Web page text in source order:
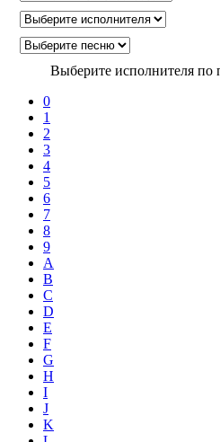
Выберите исполнителя по
0
1
2
3
4
5
6
7
8
9
A
B
C
D
E
F
G
H
I
J
K